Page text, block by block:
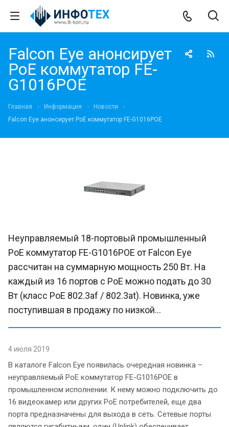
Falcon Eye анонсирует
PoE коммутатор FE-
G1016POE
Главная Информация
Новости
Falcon Eye анонсирует PoE коммутатор FE-G1016POE
Неуправляемый 18-портовый промышленный
PoE коммутатор FE-G1016POE от Falcon Eye
рассчитан на суммарную мощность 250 Вт. На
каждый из 16 портов с PoE можно подать до 30
Вт (класс PoE 802.3af / 802.3at). Новинка, уже
поступившая в продажу по низкой...
4 июля 2019
В каталоге Falcon Eye появилась очередная новинка –
неуправляемый PoE коммутатор FE-G1016POE в
промышленном исполнении. К нему можно подключить до
16 видеокамер или других PoE потребителей, еще два
порта предназначены для выхода в сеть. Сетевые порты